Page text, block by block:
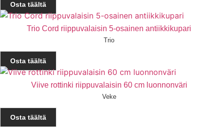
Osta täältä
Trio Cord riippuvalaisin 5-osainen antiikkikupari
Trio
Osta täältä
Viive rottinki riippuvalaisin 60 cm luonnonväri
Veke
Osta täältä